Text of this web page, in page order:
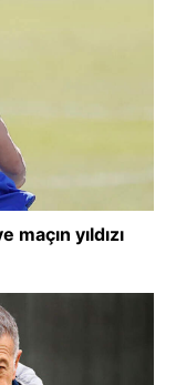
yıldızı